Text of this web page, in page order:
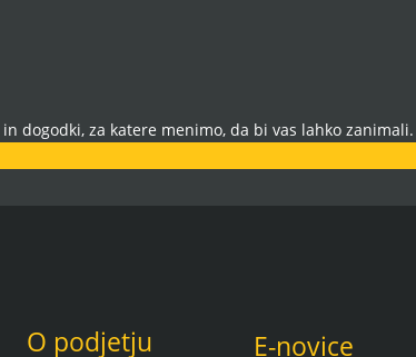
dogodki, za katere menimo, da bi vas lahko zanimali.
O podjetju E-novice